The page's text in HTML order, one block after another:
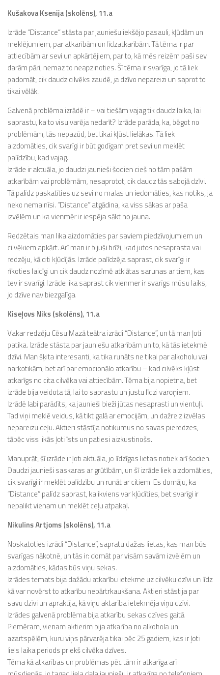
Kušakova Ksenija (skolēns), 11.a
Izrāde “Distance” stāsta par jauniešu iekšējo pasauli, kļūdām un
meklējumiem, par atkarībām un līdzatkarībām. Tā tēma ir par
attiecībām ar sevi un apkārtējiem, par to, kā mēs reizēm paši sev
darām pāri, nemaz to neapzinoties. Šī tēma ir svarīga, jo tā liek
padomāt, cik daudz cilvēks zaudē, ja dzīvo nepareizi un saprot to
tikai vēlāk.
Galvenā problēma izrādē ir – vai tiešām vajag tik daudz laika, lai
saprastu, ka to visu varēja nedarīt? Izrāde parāda, ka, bēgot no
problēmām, tās nepazūd, bet tikai kļūst lielākas. Tā liek
aizdomāties, cik svarīgi ir būt godīgam pret sevi un meklēt
palīdzību, kad vajag.
Izrāde ir aktuāla, jo daudzi jaunieši šodien cieš no tām pašām
atkarībām vai problēmām, nesaprotot, cik daudz tās sabojā dzīvi.
Tā palīdz paskatīties uz sevi no malas un iedomāties, kas notiks, ja
neko nemainīsi. “Distance” atgādina, ka viss sākas ar paša
izvēlēm un ka vienmēr ir iespēja sākt no jauna.
Redzētais man lika aizdomāties par saviem piedzīvojumiem un
cilvēkiem apkārt. Arī man ir bijuši brīži, kad jutos nesaprasta vai
redzēju, kā citi kļūdījās. Izrāde palīdzēja saprast, cik svarīgi ir
rīkoties laicīgi un cik daudz nozīmē atklātas sarunas ar tiem, kas
tev ir svarīgi. Izrāde lika saprast cik vienmer ir svarīgs mūsu laiks,
jo dzīve nav biezgalīga.
Kiseļovs Niks (skolēns), 11.a
Vakar redzēju Cēsu Mazā teātra izrādi “Distance”, un tā man ļoti
patika. Izrāde stāsta par jauniešu atkarībām un to, kā tās ietekmē
dzīvi. Man šķita interesanti, ka tika runāts ne tikai par alkoholu vai
narkotikām, bet arī par emocionālo atkarību – kad cilvēks kļūst
atkarīgs no cita cilvēka vai attiecībām. Tēma bija nopietna, bet
izrāde bija veidota tā, lai to saprastu un justu līdzi varoņiem.
Izrādē labi parādīts, ka jaunieši bieži jūtas nesaprasti un vientuļi.
Tad viņi meklē veidus, kā tikt galā ar emocijām, un dažreiz izvēlas
nepareizu ceļu. Aktieri stāstīja notikumus no savas pieredzes,
tāpēc viss likās ļoti īsts un patiesi aizkustinošs.
Manuprāt, šī izrāde ir ļoti aktuāla, jo līdzīgas lietas notiek arī šodien.
Daudzi jaunieši saskaras ar grūtībām, un šī izrāde liek aizdomāties,
cik svarīgi ir meklēt palīdzību un runāt ar citiem. Es domāju, ka
“Distance” palīdz saprast, ka ikviens var kļūdīties, bet svarīgi ir
nepalikt vienam un meklēt ceļu atpakaļ.
Nikulins Artjoms (skolēns), 11.a
Noskatoties izrādi “Distance”, sapratu dažas lietas, kas man būs
svarīgas nākotnē, un tās ir: domāt par visām savām izvēlēm un
aizdomāties, kādas būs viņu sekas.
Izrādes temats bija dažādu atkarību ietekme uz cilvēku dzīvi un līdz
kā var novērst to atkarību nepārtrkaukšana. Aktieri stāstija par
savu dzīvi un apraktīja, kā viņu aktarība ietekmēja viņu dzīvi.
Izrādes galvenā problēma bija atkarību sekas dzīves gaitā.
Piemēram, vienam aktierim bija atkarība no alkohola un
azartspēlēm, kuru viņs pārvarēja tikai pēc 25 gadiem, kas ir ļoti
liels laika periods priekš cilvēka dzīves.
Tēma kā atkarības un problēmas pēc tām ir atkarīga arī